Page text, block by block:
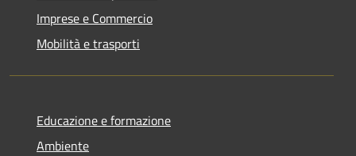
Imprese e Commercio
Mobilità e trasporti
Educazione e formazione
Ambiente